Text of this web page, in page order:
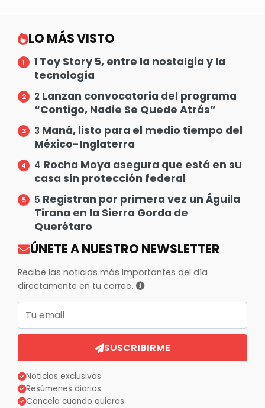
LO MÁS VISTO
1 Toy Story 5, entre la nostalgia y la
tecnología
2 Lanzan convocatoria del programa
“Contigo, Nadie Se Quede Atrás”
3 Maná, listo para el medio tiempo del
México-Inglaterra
4 Rocha Moya asegura que está en su
casa sin protección federal
5 Registran por primera vez un Águila
Tirana en la Sierra Gorda de
Querétaro
ÚNETE A NUESTRO NEWSLETTER
Recibe las noticias más importantes del día
directamente en tu correo.
Correo electrónico
SUSCRIBIRME
Noticias exclusivas
Resúmenes diarios
Cancela cuando quieras